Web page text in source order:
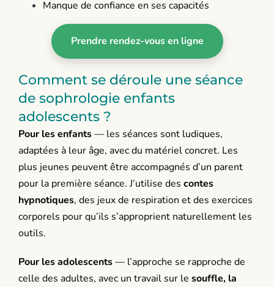
Manque de confiance en ses capacités
Prendre rendez-vous en ligne
Comment se déroule une séance
de sophrologie enfants
adolescents ?
Pour les enfants— les séances sont ludiques,
adaptées à leur âge, avec du matériel concret. Les
plus jeunes peuvent être accompagnés d’un parent
pour la première séance. J’utilise des contes
hypnotiques, des jeux de respiration et des exercices
corporels pour qu’ils s’approprient naturellement les
outils.
Pour les adolescents— l’approche se rapproche de
celle des adultes, avec un travail sur le souffle, la